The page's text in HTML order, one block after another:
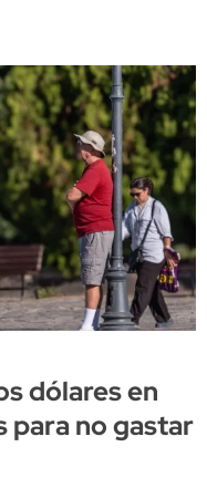
dólares en
para no gastar